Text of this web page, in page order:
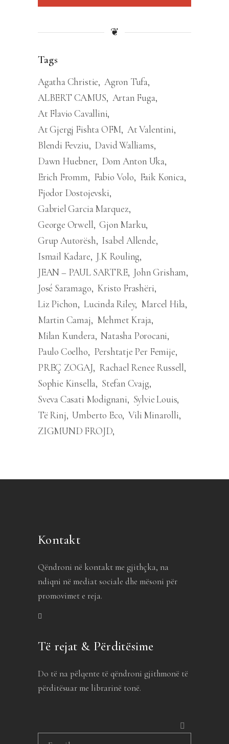
❦
Tags
Agatha Christie Agron Tufa
ALBERT CAMUS Artan Fuga
At Flavio Cavallini
At Gjergj Fishta OFM At Valentini
Blendi Fevziu David Walliams
Dawn Huebner Dom Anton Uka
Erich Fromm
Fabio Volo
Faik Konica
Fjodor Dostojevski
Gabriel Garcia Marquez
George Orwell Gjon Marku
Grup Autorësh Isabel Allende
Ismail Kadare J.K Rouling
JEAN – PAUL SARTRE John Grisham
José Saramago Kristo Frashëri
Liz Pichon Lucinda Riley Marcel Hila
Martin Camaj
Mehmet Kraja
Milan Kundera Natasha Porocani
Paulo Coelho
Pershtatje Per Femije
PREÇ ZOGAJ
Rachael Renee Russell
Sophie Kinsella Stefan Cvajg
Sveva Casati Modignani
Sylvie Louis
Të Rinj Umberto Eco Vili Minarolli
ZIGMUND FROJD
Kontakt
Qëndroni në kontakt me gjithçka, na
ndiqni në mediat sociale dhe mësoni për
promovimet e reja.
Të rejat & Përditësime
Do të na pëlqente të qëndroni gjithmonë të
përditësuar me librarinë tonë.